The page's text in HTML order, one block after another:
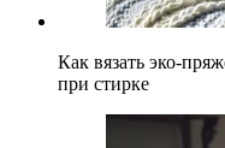
Как вязать эко-
при стирке